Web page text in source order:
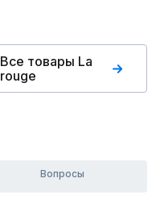
Все товары La
rouge
Вопросы